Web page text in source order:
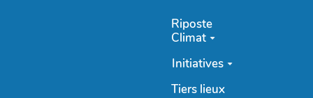
Riposte
Climat
Initiatives
Tiers lieux